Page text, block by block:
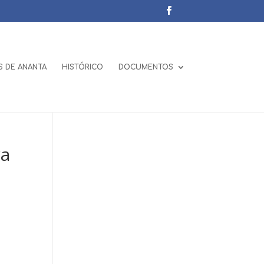
DE ANANTA HISTÓRICO DOCUMENTOS